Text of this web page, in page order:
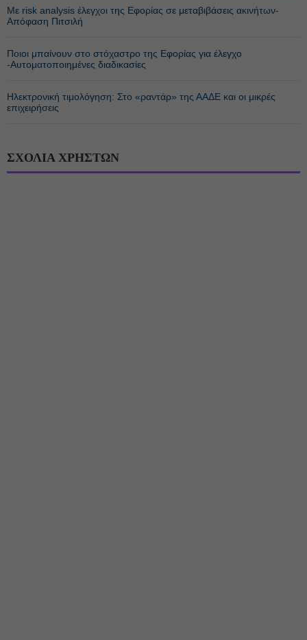
Με risk analysis έλεγχοι της Εφορίας σε μεταβιβάσεις ακινήτων-
Απόφαση Πιτσιλή
Ποιοι μπαίνουν στο στόχαστρο της Εφορίας για έλεγχο
-Αυτοματοποιημένες διαδικασίες
Ηλεκτρονική τιμολόγηση: Στο «ραντάρ» της ΑΑΔΕ και οι μικρές
επιχειρήσεις
ΣΧΟΛΙΑ ΧΡΗΣΤΩΝ